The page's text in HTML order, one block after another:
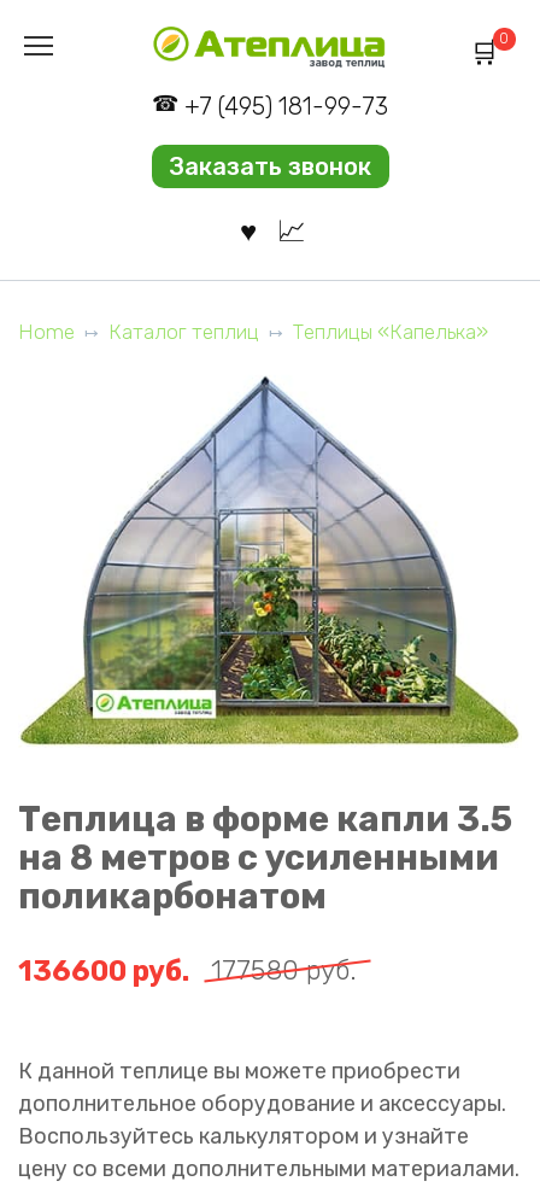
+7 (495) 181-99-73
Заказать звонок
0
Home Каталог теплиц Теплицы «Капелька»
Теплица в форме капли 3.5
на 8 метров с усиленными
поликарбонатом
177580руб.
136600 руб.
К данной теплице вы можете приобрести
дополнительное оборудование и аксессуары.
Воспользуйтесь калькулятором и узнайте
цену со всеми дополнительными материалами.